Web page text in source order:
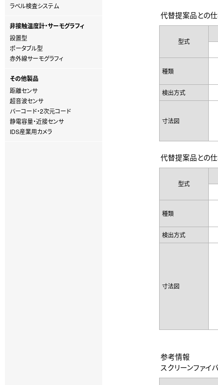
ラベル検査システム
非接触温度計・サーモグラフィ
設置型
ポータブル型
赤外線サーモグラフィ
その他製品
距離センサ
超音波センサ
バーコード・2次元コード
静電容量・近接センサ
IDS産業用カメラ
代替提案品との仕
型式
種類
検出方式
寸法図
代替提案品との仕
型式
種類
検出方式
寸法図
参考情報
スクリーンファイ